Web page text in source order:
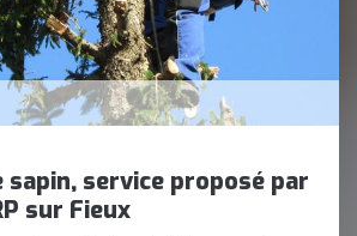
service proposé par
sur Fieux